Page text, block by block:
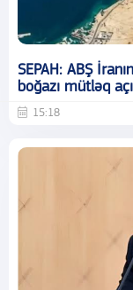
SEPAH: ABŞ
boğazı mütləq
15:18